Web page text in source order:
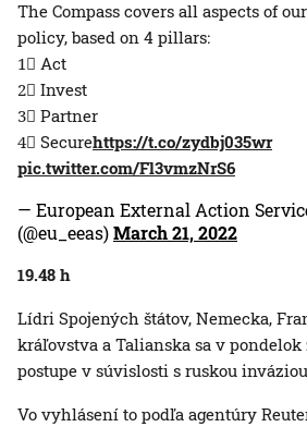
The Compass covers all aspects of
policy, based on 4 pillars:
1⃣ Act
2⃣ Invest
3⃣ Partner
4⃣ Securehttps://t.co/zydbj035wr
pic.twitter.com/Fl3vmzNrS6
— European External Action
(@eu_eeas)March 21, 2022
19.48 h
Lídri Spojených štátov, Nemecka,
kráľovstva a Talianska sa v
postupe v súvislosti s ruskou
Vo vyhlásení to podľa agentúry